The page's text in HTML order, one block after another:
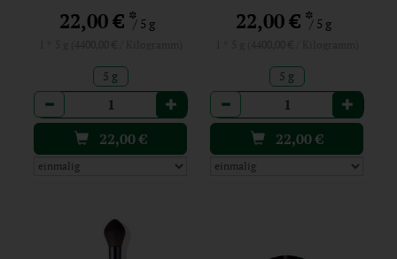
22,00 €*/ 5 g
5 g
Anzahl
22,00€
22,00 €*/ 5 g
5 g
Anzahl
22,00€